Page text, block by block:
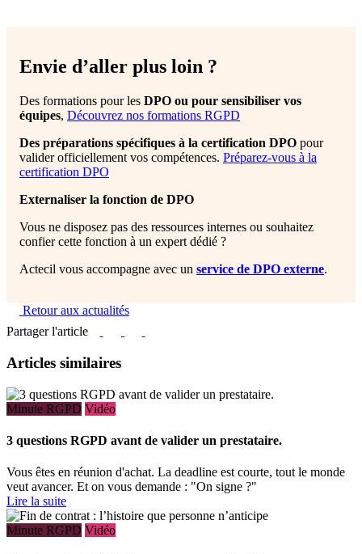
Envie d’aller plus loin ?
Des formations pour les DPO ou pour sensibiliser vos
équipes, Découvrez nos formations RGPD
Des préparations spécifiques à la certification DPO pour
valider officiellement vos compétences. Préparez-vous à la
certification DPO
Externaliser la fonction de DPO
Vous ne disposez pas des ressources internes ou souhaitez
confier cette fonction à un expert dédié ?
Actecil vous accompagne avec un service de DPO externe.
Retour aux actualités
Partager l'article
Articles similaires
Minute RGPD Vidéo
3 questions RGPD avant de valider un prestataire.
Vous êtes en réunion d'achat. La deadline est courte, tout le monde
veut avancer. Et on vous demande : "On signe ?"
Lire la suite
Minute RGPD Vidéo